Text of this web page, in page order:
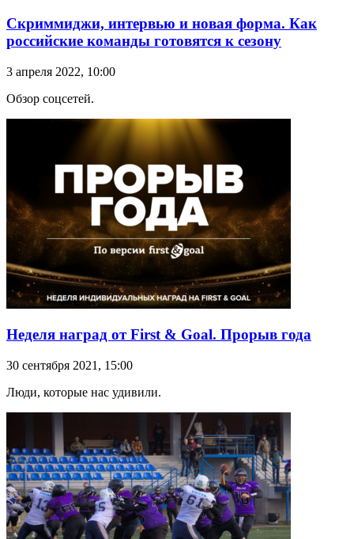
Скриммиджи, интервью и новая форма. Как
российские команды готовятся к сезону
3 апреля 2022, 10:00
Обзор соцсетей.
Неделя наград от First & Goal. Прорыв года
30 сентября 2021, 15:00
Люди, которые нас удивили.